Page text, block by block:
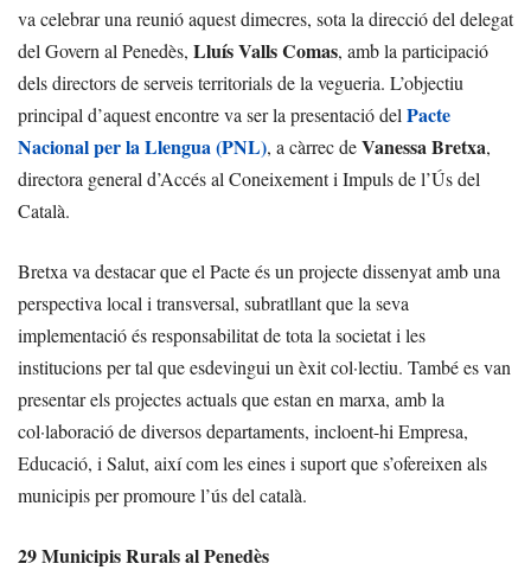
va celebrar una reunió aquest dimecres, sota la direcció del delegat
del Govern al Penedès, Lluís Valls Comas, amb la participació
dels directors de serveis territorials de la vegueria. L’objectiu
principal d’aquest encontre va ser la presentació del Pacte
Nacional per la Llengua (PNL), a càrrec deVanessa Bretxa,
directora general d’Accés al Coneixement i Impuls de l’Ús del
Català.
Bretxa va destacar que el Pacte és un projecte dissenyat amb una
perspectiva local i transversal, subratllant que la seva
implementació és responsabilitat de tota la societat i les
institucions per tal que esdevingui un èxit col·lectiu. També es van
presentar els projectes actuals que estan en marxa, amb la
col·laboració de diversos departaments, incloent-hi Empresa,
Educació, i Salut, així com les eines i suport que s’ofereixen als
municipis per promoure l’ús del català.
29 Municipis Rurals al Penedès